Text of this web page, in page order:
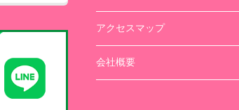
アクセスマップ
会社概要